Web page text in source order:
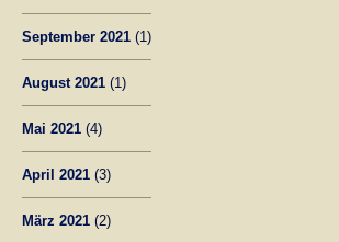
September 2021 (1)
August 2021 (1)
Mai 2021 (4)
April 2021 (3)
März 2021 (2)